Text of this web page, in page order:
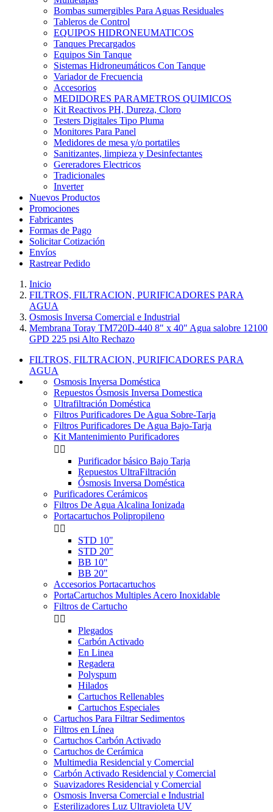
Bombas sumergibles Para Aguas Residuales
Tableros de Control
EQUIPOS HIDRONEUMATICOS
Tanques Precargados
Equipos Sin Tanque
Sistemas Hidroneumáticos Con Tanque
Variador de Frecuencia
Accesorios
MEDIDORES PARAMETROS QUIMICOS
Kit Reactivos PH, Dureza, Cloro
Testers Digitales Tipo Pluma
Monitores Para Panel
Medidores de mesa y/o portatiles
Sanitizantes, limpieza y Desinfectantes
Gereradores Electricos
Tradicionales
Inverter
Nuevos Productos
Promociones
Fabricantes
Formas de Pago
Solicitar Cotización
Envíos
Rastrear Pedido
Inicio
FILTROS, FILTRACION, PURIFICADORES PARA
AGUA
Osmosis Inversa Comercial e Industrial
Membrana Toray TM720D-440 8" x 40" Agua salobre 12100
GPD 225 psi Alto Rechazo
FILTROS, FILTRACION, PURIFICADORES PARA
AGUA
Osmosis Inversa Doméstica
Repuestos Ósmosis Inversa Domestica
Ultrafiltración Doméstica
Filtros Purificadores De Agua Sobre-Tarja
Filtros Purificadores De Agua Bajo-Tarja
Kit Mantenimiento Purificadores
 
Purificador básico Bajo Tarja
Repuestos UltraFiltración
Ósmosis Inversa Doméstica
Purificadores Cerámicos
Filtros De Agua Alcalina Ionizada
Portacartuchos Polipropileno
 
STD 10"
STD 20"
BB 10"
BB 20"
Accesorios Portacartuchos
PortaCartuchos Multiples Acero Inoxidable
Filtros de Cartucho
 
Plegados
Carbón Activado
En Linea
Regadera
Polyspum
Hilados
Cartuchos Rellenables
Cartuchos Especiales
Cartuchos Para Filtrar Sedimentos
Filtros en Línea
Cartuchos Carbón Activado
Cartuchos de Cerámica
Multimedia Residencial y Comercial
Carbón Activado Residencial y Comercial
Suavizadores Residencial y Comercial
Osmosis Inversa Comercial e Industrial
Esterilizadores Luz Ultravioleta UV